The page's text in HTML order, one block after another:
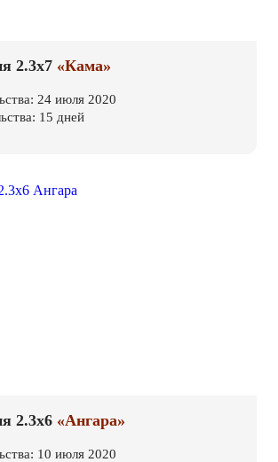
2.3х7 «Кама»
24 июля 2020
15 дней
2.3х6 «Ангара»
10 июля 2020